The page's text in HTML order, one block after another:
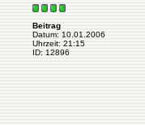
Beitrag
Datum: 10.01.2006
Uhrzeit: 21:15
ID: 12896